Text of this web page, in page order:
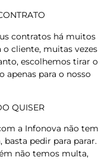
contratos há muitos
o cliente, muitas vezes
escolhemos tirar o
apenas para o nosso
QUISER
a Infonova não tem
basta pedir para parar.
não temos multa,